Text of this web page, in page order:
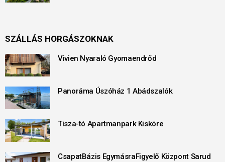
SZÁLLÁS HORGÁSZOKNAK
Vivien Nyaraló Gyomaendrőd
Panoráma Úszóház 1 Abádszalók
Tisza-tó Apartmanpark Kisköre
CsapatBázis EgymásraFigyelő Központ Sarud